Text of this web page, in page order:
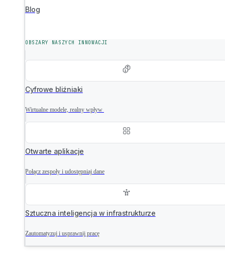
Blog
OBSZARY NASZYCH INNOWACJI
Cyfrowe bliźniaki
Wirtualne modele, realny wpływ
Otwarte aplikacje
Połącz zespoły i udostępniaj dane
Sztuczna inteligencja w infrastrukturze
Zautomatyzuj i usprawnij pracę